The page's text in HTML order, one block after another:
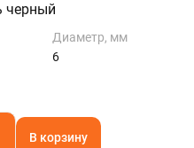
черный
Диаметр, мм
6
В корзину